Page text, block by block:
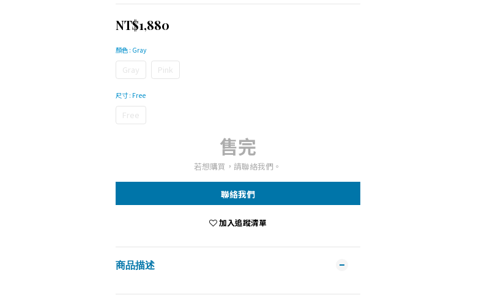
NT$1,880
顏色 : Gray
Gray Pink
尺寸: Free
Free
售完
若想購買，請聯絡我們。
聯絡我們
加入追蹤清單
商品描述